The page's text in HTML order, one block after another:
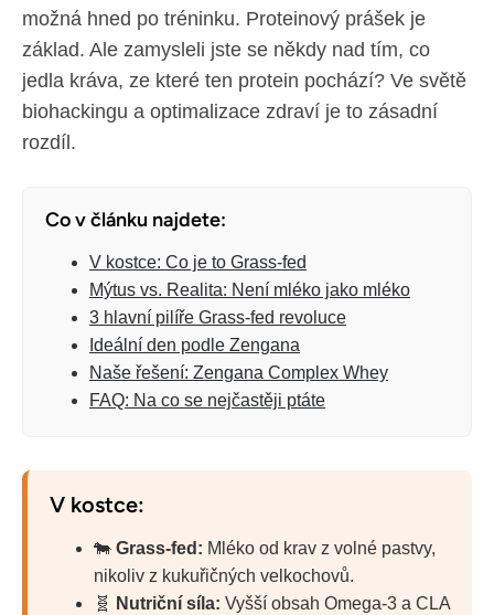
možná hned po tréninku. Proteinový prášek je
základ. Ale zamysleli jste se někdy nad tím, co
jedla kráva, ze které ten protein pochází? Ve světě
biohackingu a optimalizace zdraví je to zásadní
rozdíl.
Co v článku najdete:
V kostce: Co je to Grass-fed
Mýtus vs. Realita: Není mléko jako mléko
3 hlavní pilíře Grass-fed revoluce
Ideální den podle Zengana
Naše řešení: Zengana Complex Whey
FAQ: Na co se nejčastěji ptáte
V kostce:
🐄 Grass-fed: Mléko od krav z volné pastvy,
nikoliv z kukuřičných velkochovů.
🧬
Nutriční síla: Vyšší obsah Omega-3 a CLA